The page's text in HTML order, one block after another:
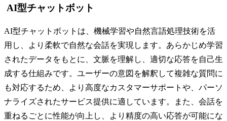
AI型チャットボット
AI型チャットボットは、機械学習や自然言語処理技術を活
用し、より柔軟で自然な会話を実現します。あらかじめ学習
されたデータをもとに、文脈を理解し、適切な応答を自己生
成する仕組みです。ユーザーの意図を解釈して複雑な質問に
も対応するため、より高度なカスタマーサポートや、パーソ
ナライズされたサービス提供に適しています。また、会話を
重ねるごとに性能が向上し、より精度の高い応答が可能にな